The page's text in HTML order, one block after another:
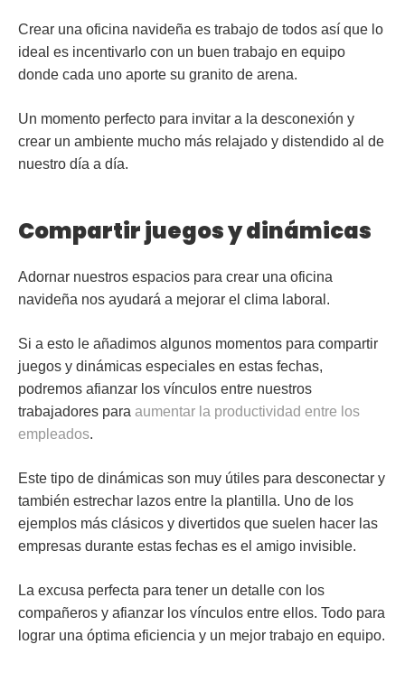
Crear una oficina navideña es trabajo de todos así que lo
ideal es incentivarlo con un buen trabajo en equipo
donde cada uno aporte su granito de arena.
Un momento perfecto para invitar a la desconexión y
crear un ambiente mucho más relajado y distendido al de
nuestro día a día.
Compartir juegos y dinámicas
Adornar nuestros espacios para crear una oficina
navideña nos ayudará a mejorar el clima laboral.
Si a esto le añadimos algunos momentos para compartir
juegos y dinámicas especiales en estas fechas,
podremos afianzar los vínculos entre nuestros
trabajadores para aumentar la productividad entre los
empleados.
Este tipo de dinámicas son muy útiles para desconectar y
también estrechar lazos entre la plantilla. Uno de los
ejemplos más clásicos y divertidos que suelen hacer las
empresas durante estas fechas es el amigo invisible.
La excusa perfecta para tener un detalle con los
compañeros y afianzar los vínculos entre ellos. Todo para
lograr una óptima eficiencia y un mejor trabajo en equipo.